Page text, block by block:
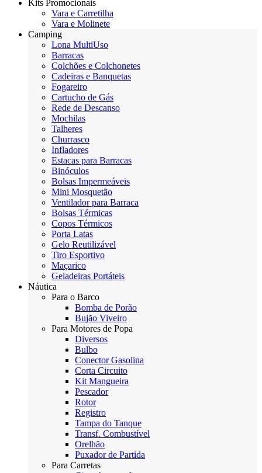
Kits Promocionais
Vara e Carretilha
Vara e Molinete
Camping
Lona MultiUso
Barracas
Colchões e Colchonetes
Cadeiras e Banquetas
Fogareiro
Cartucho de Gás
Rede de Descanso
Mochilas
Talheres
Churrasco
Infladores
Estacas para Barracas
Binóculos
Bolsas Impermeáveis
Mini Mosquetão
Ventilador para Barraca
Bolsas Térmicas
Copos Térmicos
Porta Latas
Gelo Reutilizável
Tiro Esportivo
Maçarico
Geladeiras Portáteis
Náutica
Para o Barco
Bomba de Porão
Bujão Viveiro
Para Motores de Popa
Diversos
Bulbo
Conector Gasolina
Corta Circuito
Kit Mangueira
Pescador
Rotor
Registro
Tampa do Tanque
Transf. Combustível
Orelhão
Puxador de Partida
Para Carretas